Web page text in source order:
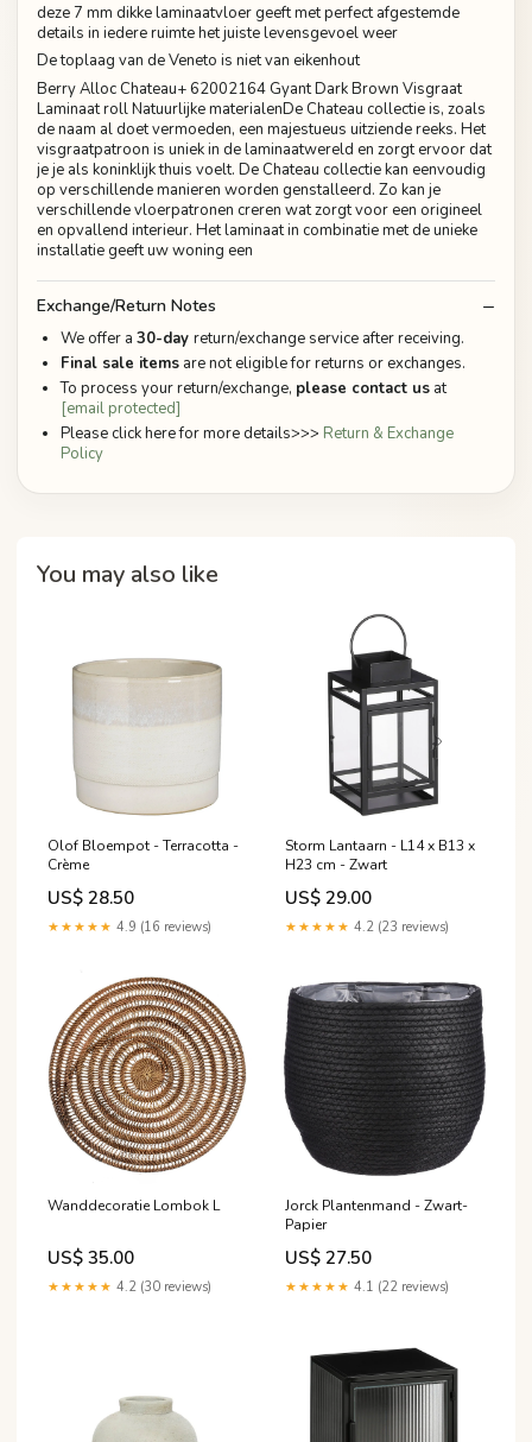
deze 7 mm dikke laminaatvloer geeft met perfect afgestemde
details in iedere ruimte het juiste levensgevoel weer
De toplaag van de Veneto is niet van eikenhout
Berry Alloc Chateau+ 62002164 Gyant Dark Brown Visgraat
Laminaat roll Natuurlijke materialenDe Chateau collectie is, zoals
de naam al doet vermoeden, een majestueus uitziende reeks. Het
visgraatpatroon is uniek in de laminaatwereld en zorgt ervoor dat
je je als koninklijk thuis voelt. De Chateau collectie kan eenvoudig
op verschillende manieren worden genstalleerd. Zo kan je
verschillende vloerpatronen creren wat zorgt voor een origineel
en opvallend interieur. Het laminaat in combinatie met de unieke
installatie geeft uw woning een
Exchange/Return Notes
We offer a 30-day return/exchange service after receiving.
Final sale items are not eligible for returns or exchanges.
To process your return/exchange, please contact us at
[email protected]
Please click here for more details>>> Return & Exchange
Policy
You may also like
Olof Bloempot - Terracotta -
Crème
US$ 28.50
★★★★★ 4.9 (16 reviews)
Storm Lantaarn - L14 x B13 x
H23 cm - Zwart
US$ 29.00
★★★★★ 4.2 (23 reviews)
Wanddecoratie Lombok L
US$ 35.00
★★★★★ 4.2 (30 reviews)
Jorck Plantenmand - Zwart-
Papier
US$ 27.50
★★★★★ 4.1 (22 reviews)